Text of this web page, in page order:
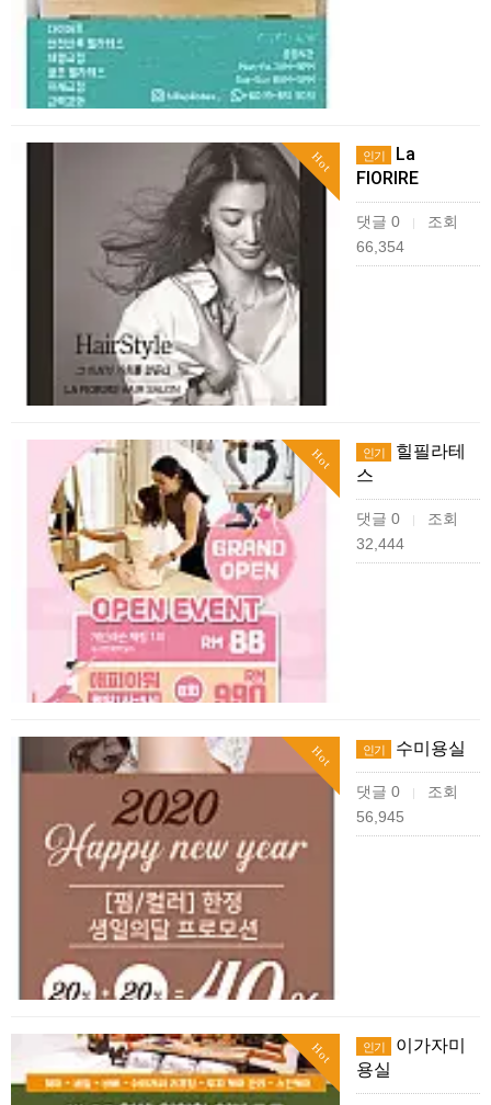
Hot 인기
La
FIORIRE
댓글 0 |
조회
66,354
Hot 인기
힐필라테
스
댓글 0 |
조회
32,444
Hot 인기 수미용실
댓글 0 |
조회
56,945
Hot 인기
이가자미
용실